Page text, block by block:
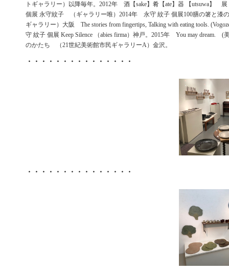
トギャラリー）以降毎年。2012年 酒【sake】肴【ate】器 【utsuwa】
個展 永守紋子 （ギャラリー唯）2014年 永守 紋子 個展100膳の箸と漆
ギャラリー）大阪 The stories from fingertips, Talking with eating tools.
守 紋子 個展 Keep Silence （abies firma）神戸。2015年 You may dream. (
のかたち （21世紀美術館市民ギャラリーA）金沢。
・・・・・・・・・・・・・・・
・・・・・・・・・・・・・・・